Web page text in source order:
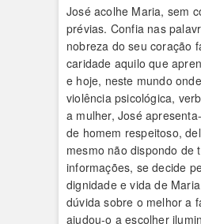
José acolhe Maria, sem
prévias. Confia nas
nobreza do seu coração
caridade aquilo que
e hoje, neste mundo
violência psicológica,
a mulher, José
de homem respeitoso,
mesmo não dispondo de
informações, se decide
dignidade e vida de
dúvida sobre o melhor a
ajudou-o a escolher